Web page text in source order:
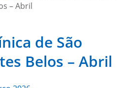
– Abril
de São
Belos – Abril